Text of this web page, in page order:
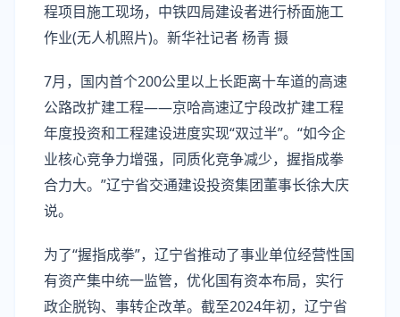
程项目施工现场，中铁四局建设者进行桥面施工
作业(无人机照片)。新华社记者 杨青 摄
7月，国内首个200公里以上长距离十车道的高速
公路改扩建工程——京哈高速辽宁段改扩建工程
年度投资和工程建设进度实现“双过半”。“如今企
业核心竞争力增强，同质化竞争减少，握指成拳
合力大。”辽宁省交通建设投资集团董事长徐大庆
说。
为了“握指成拳”，辽宁省推动了事业单位经营性国
有资产集中统一监管，优化国有资本布局，实行
政企脱钩、事转企改革。截至2024年初，辽宁省